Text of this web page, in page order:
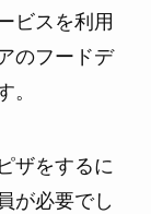
ビスを利用
のフードデ
。
ザをするに
が必要でし